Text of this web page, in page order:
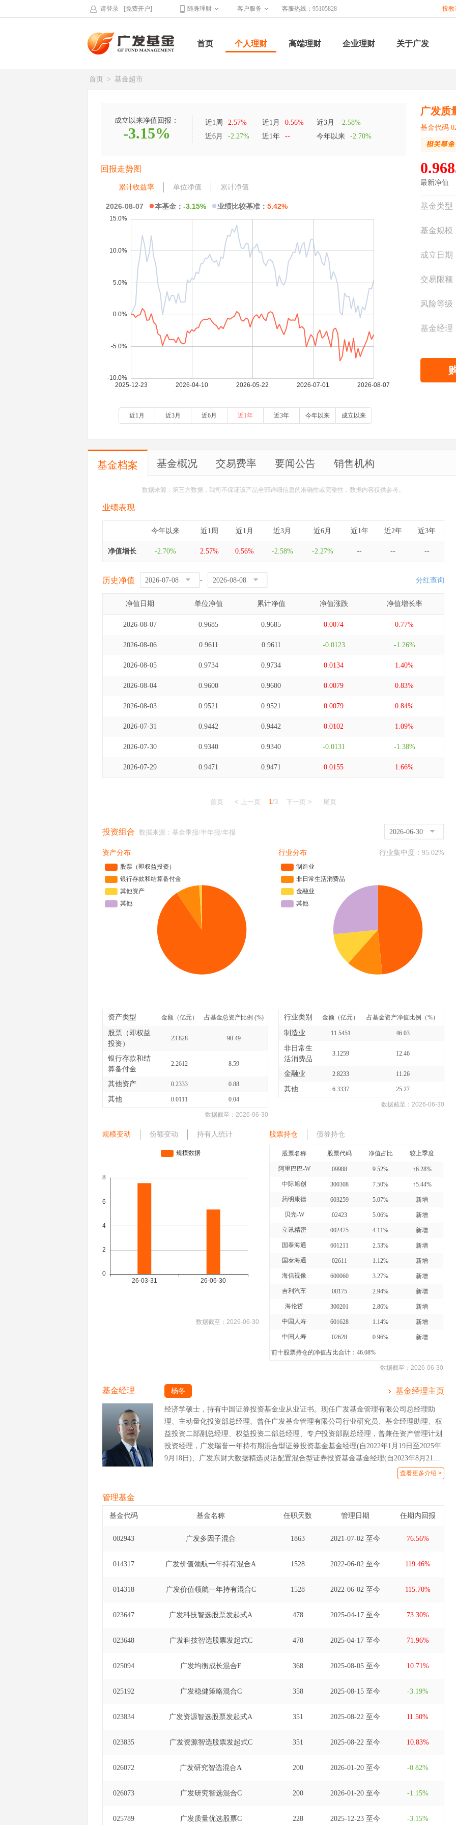
请登录 [免费开户] 随身理财 客户服务 客服热线：95105828 投教
首页 个人理财 高端理财 企业理财 关于广发
首页 > 基金超市
成立以来净值回报：
-3.15%
近1周 2.57% 近1月 0.56% 近3月
-2.58%
近6月
-2.27% 近1年 -- 今年以来 -2.70%
回报走势图
累计收益率 单位净值 累计净值
2026-08-07 ●本基金： -3.15% ●业绩比较基准： 5.42%
近1月 近3月 近6月 近1年 近3年 今年以来 成立以来
广发质
基金代码
最新净值
基金类型
基金规模
成立日期
交易限额
风险等级
基金经理
基金档案 基金概况 交易费率 要闻公告 销售机构
数据来源：第三方数据，我司不保证该产品全部详细信息的准确性或完整性，数据内容仅供参考。
业绩表现
今年以来 近1周 近1月 近3月 近6月 近1年 近2年 近3年
净值增长 -2.70% 2.57% 0.56% -2.58% -2.27% -- -- --
历史净值 - 分红查询
净值日期 单位净值 累计净值 净值涨跌 净值增长率
2026-08-07 0.9685 0.9685 0.0074 0.77%
2026-08-06 0.9611 0.9611 -0.0123 -1.26%
2026-08-05 0.9734 0.9734 0.0134 1.40%
2026-08-04 0.9600 0.9600 0.0079 0.83%
2026-08-03 0.9521 0.9521 0.0079 0.84%
2026-07-31 0.9442 0.9442 0.0102 1.09%
2026-07-30 0.9340 0.9340 -0.0131 -1.38%
2026-07-29 0.9471 0.9471 0.0155 1.66%
首页 < 上一页 1/3 下一页 > 尾页
投资组合 数据来源：基金季报/半年报/年报 2026-06-30
资产分布
资产类型 金额（亿元） 占基金总资产比例 (%)
股票（即权益
投资）
23.828 90.49
银行存款和结
算备付金
2.2612 8.59
其他资产 0.2333 0.88
其他 0.0111 0.04
数据截至： 2026-06-30
行业分布 行业集中度： 95.02%
行业类别 金额（亿元） 占基金资产净值比例（%）
制造业 11.5451 46.03
非日常生
活消费品
3.1259 12.46
金融业 2.8233 11.26
其他 6.3337 25.27
数据截至： 2026-06-30
规模变动 份额变动 持有人统计
数据截至： 2026-06-30
股票持仓 债券持仓
股票名称 股票代码 净值占比 较上季度
阿里巴巴-W 09988 9.52% ↑6.28%
中际旭创 300308 7.50% ↑5.44%
药明康德 603259 5.07% 新增
贝壳-W 02423 5.06% 新增
立讯精密 002475 4.11% 新增
国泰海通 601211 2.53% 新增
国泰海通 02611 1.12% 新增
海信视像 600060 3.27% 新增
吉利汽车 00175 2.94% 新增
海伦哲 300201 2.86% 新增
中国人寿 601628 1.14% 新增
中国人寿 02628 0.96% 新增
前十股票持仓的净值占比合计：46.08%
数据截至： 2026-06-30
基金经理 杨冬 基金经理主页
经济学硕士，持有中国证券投资基金业从业证书。现任广发基金管理有限公司总经理助
理、主动量化投资部总经理。曾任广发基金管理有限公司行业研究员、基金经理助理、权
益投资二部副总经理、权益投资二部总经理、专户投资部副总经理，曾兼任资产管理计划
投资经理，广发瑞誉一年持有期混合型证券投资基金基金经理(自2022年1月19日至2025年
9月18日)、广发东财大数据精选灵活配置混合型证券投资基金基金经理(自2023年8月21日
至2025年11月5日)、广发成长智选混合型证券投资基金基金经理(自2025年11月6日至2026
查看更多介绍 >
管理基金
基金代码 基金名称 任职天数 管理日期 任期内回报
002943 广发多因子混合 1863 2021-07-02 至今 76.56%
014317 广发价值领航一年持有混合A 1528 2022-06-02 至今 119.46%
014318 广发价值领航一年持有混合C 1528 2022-06-02 至今 115.70%
023647 广发科技智选股票发起式A 478 2025-04-17 至今 73.30%
023648 广发科技智选股票发起式C 478 2025-04-17 至今 71.96%
025094 广发均衡成长混合F 368 2025-08-05 至今 10.71%
025192 广发稳健策略混合C 358 2025-08-15 至今 -3.19%
023834 广发资源智选股票发起式A 351 2025-08-22 至今 11.50%
023835 广发资源智选股票发起式C 351 2025-08-22 至今 10.83%
026072 广发研究智选混合A 200 2026-01-20 至今 -0.82%
026073 广发研究智选混合C 200 2026-01-20 至今 -1.15%
025789 广发质量优选股票C 228 2025-12-23 至今 -3.15%